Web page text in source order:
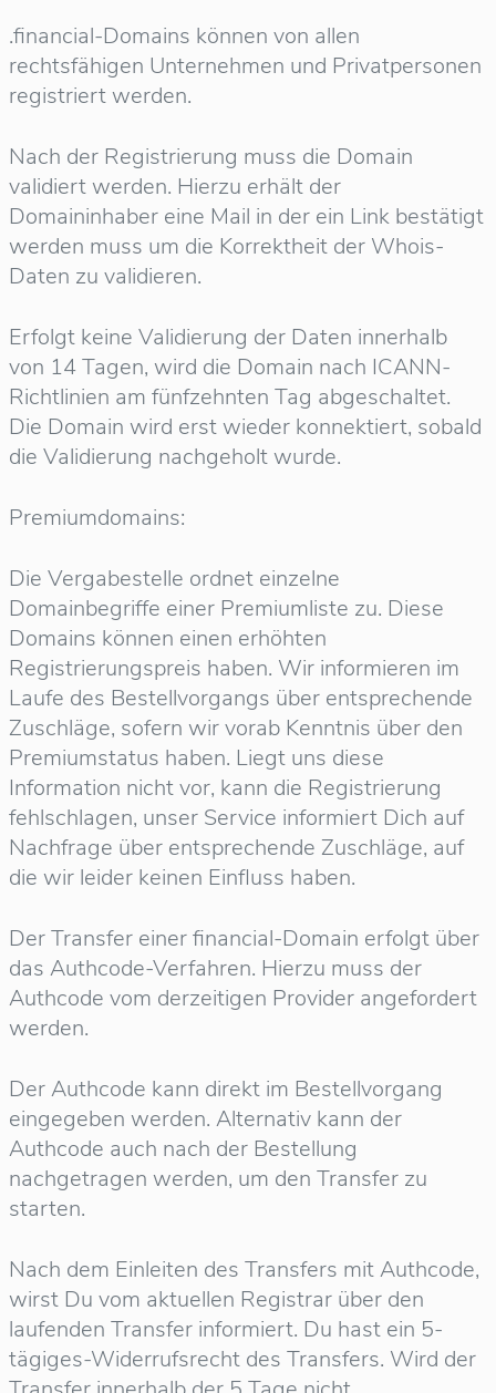
.financial-Domains können von allen
rechtsfähigen Unternehmen und Privatpersonen
registriert werden.
Nach der Registrierung muss die Domain
validiert werden. Hierzu erhält der
Domaininhaber eine Mail in der ein Link bestätigt
werden muss um die Korrektheit der Whois-
Daten zu validieren.
Erfolgt keine Validierung der Daten innerhalb
von 14 Tagen, wird die Domain nach ICANN-
Richtlinien am fünfzehnten Tag abgeschaltet.
Die Domain wird erst wieder konnektiert, sobald
die Validierung nachgeholt wurde.
Premiumdomains:
Die Vergabestelle ordnet einzelne
Domainbegriffe einer Premiumliste zu. Diese
Domains können einen erhöhten
Registrierungspreis haben. Wir informieren im
Laufe des Bestellvorgangs über entsprechende
Zuschläge, sofern wir vorab Kenntnis über den
Premiumstatus haben. Liegt uns diese
Information nicht vor, kann die Registrierung
fehlschlagen, unser Service informiert Dich auf
Nachfrage über entsprechende Zuschläge, auf
die wir leider keinen Einfluss haben.
Der Transfer einer financial-Domain erfolgt über
das Authcode-Verfahren. Hierzu muss der
Authcode vom derzeitigen Provider angefordert
werden.
Der Authcode kann direkt im Bestellvorgang
eingegeben werden. Alternativ kann der
Authcode auch nach der Bestellung
nachgetragen werden, um den Transfer zu
starten.
Nach dem Einleiten des Transfers mit Authcode,
wirst Du vom aktuellen Registrar über den
laufenden Transfer informiert. Du hast ein 5-
tägiges-Widerrufsrecht des Transfers. Wird der